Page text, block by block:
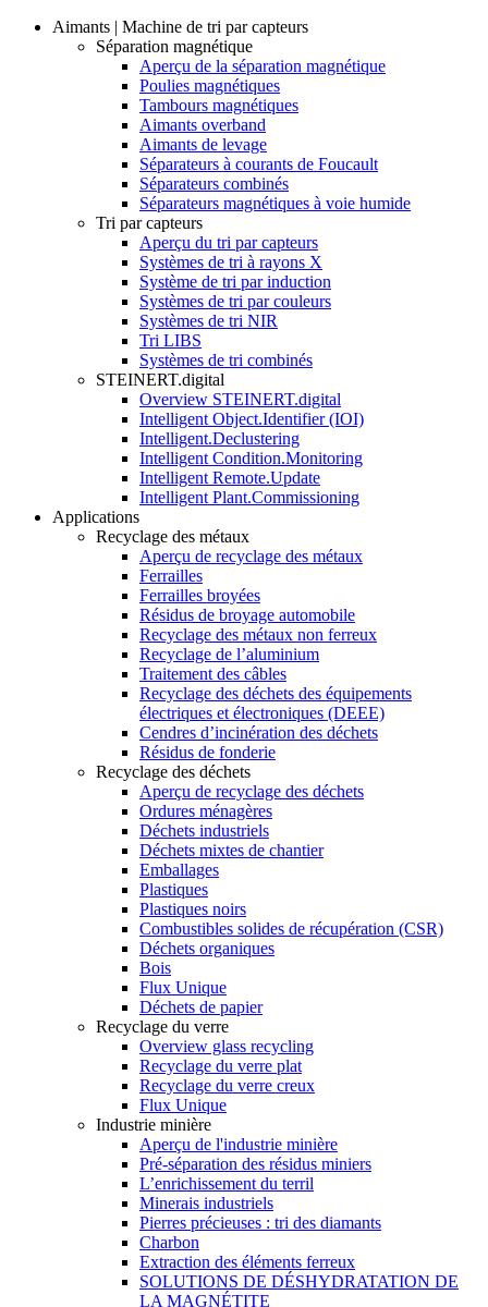
Aimants | Machine de tri par capteurs
Séparation magnétique
Aperçu de la séparation magnétique
Poulies magnétiques
Tambours magnétiques
Aimants overband
Aimants de levage
Séparateurs à courants de Foucault
Séparateurs combinés
Séparateurs magnétiques à voie humide
Tri par capteurs
Aperçu du tri par capteurs
Systèmes de tri à rayons X
Système de tri par induction
Systèmes de tri par couleurs
Systèmes de tri NIR
Tri LIBS
Systèmes de tri combinés
STEINERT.digital
Overview STEINERT.digital
Intelligent Object.Identifier (IOI)
Intelligent.Declustering
Intelligent Condition.Monitoring
Intelligent Remote.Update
Intelligent Plant.Commissioning
Applications
Recyclage des métaux
Aperçu de recyclage des métaux
Ferrailles
Ferrailles broyées
Résidus de broyage automobile
Recyclage des métaux non ferreux
Recyclage de l’aluminium
Traitement des câbles
Recyclage des déchets des équipements
électriques et électroniques (DEEE)
Cendres d’incinération des déchets
Résidus de fonderie
Recyclage des déchets
Aperçu de recyclage des déchets
Ordures ménagères
Déchets industriels
Déchets mixtes de chantier
Emballages
Plastiques
Plastiques noirs
Combustibles solides de récupération (CSR)
Déchets organiques
Bois
Flux Unique
Déchets de papier
Recyclage du verre
Overview glass recycling
Recyclage du verre plat
Recyclage du verre creux
Flux Unique
Industrie minière
Aperçu de l'industrie minière
Pré-séparation des résidus miniers
L’enrichissement du terril
Minerais industriels
Pierres précieuses : tri des diamants
Charbon
Extraction des éléments ferreux
SOLUTIONS DE DÉSHYDRATATION DE
LA MAGNÉTITE